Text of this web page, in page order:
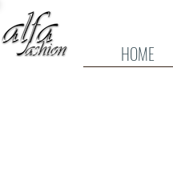
HOME